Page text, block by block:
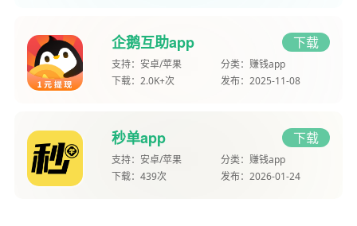
企鹅互助app 下载
支持： 安卓/苹果 分类： 赚钱app
下载： 2.0K+次 发布： 2025-11-08
秒单app 下载
支持： 安卓/苹果 分类： 赚钱app
下载： 439次 发布： 2026-01-24